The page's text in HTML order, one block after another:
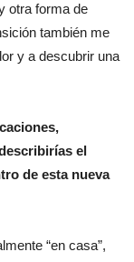
otra forma de
también me
y a descubrir una
el
de esta nueva
“en casa”,